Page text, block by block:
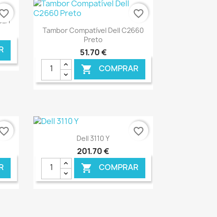
Ver+
Tambor Compatível Dell C2660
Preto
51,70 €
 COMPRAR
favorite_border
 Ver+
Dell 3110 Y
201,70 €
 COMPRAR
favorite_border